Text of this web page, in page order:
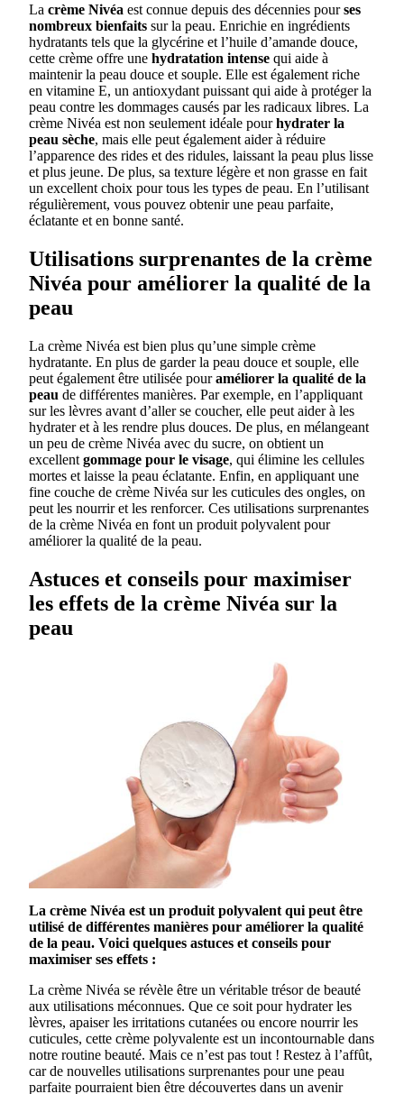
La crème Nivéa est connue depuis des décennies pourses
nombreux bienfaits sur la peau. Enrichie en ingrédients
hydratants tels que la glycérine et l’huile d’amande douce,
cette crème offre une hydratation intense qui aide à
maintenir la peau douce et souple. Elle est également riche
en vitamine E, un antioxydant puissant qui aide à protéger la
peau contre les dommages causés par les radicaux libres. La
crème Nivéa est non seulement idéale pourhydrater la
peau sèche, mais elle peut également aider à réduire
l’apparence des rides et des ridules, laissant la peau plus lisse
et plus jeune. De plus, sa texture légère et non grasse en fait
un excellent choix pour tous les types de peau. En l’utilisant
régulièrement, vous pouvez obtenir une peau parfaite,
éclatante et en bonne santé.
Utilisations surprenantes de la crème
Nivéa pour améliorer la qualité de la
peau
La crème Nivéa est bien plus qu’une simple crème
hydratante. En plus de garder la peau douce et souple, elle
peut également être utilisée pouraméliorer la qualité de la
peau de différentes manières. Par exemple, en l’appliquant
sur les lèvres avant d’aller se coucher, elle peut aider à les
hydrater et à les rendre plus douces. De plus, en mélangeant
un peu de crème Nivéa avec du sucre, on obtient un
excellent gommage pour le visage, qui élimine les cellules
mortes et laisse la peau éclatante. Enfin, en appliquant une
fine couche de crème Nivéa sur les cuticules des ongles, on
peut les nourrir et les renforcer. Ces utilisations surprenantes
de la crème Nivéa en font un produit polyvalent pour
améliorer la qualité de la peau.
Astuces et conseils pour maximiser
les effets de la crème Nivéa sur la
peau
La crème Nivéa est un produit polyvalent qui peut être
utilisé de différentes manières pour améliorer la qualité
de la peau. Voici quelques astuces et conseils pour
maximiser ses effets :
La crème Nivéa se révèle être un véritable trésor de beauté
aux utilisations méconnues. Que ce soit pour hydrater les
lèvres, apaiser les irritations cutanées ou encore nourrir les
cuticules, cette crème polyvalente est un incontournable dans
notre routine beauté. Mais ce n’est pas tout ! Restez à l’affût,
car de nouvelles utilisations surprenantes pour une peau
parfaite pourraient bien être découvertes dans un avenir